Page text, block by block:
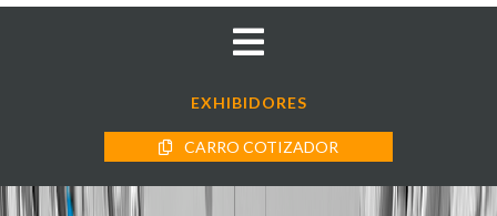
EXHIBIDORES
CARRO COTIZADOR